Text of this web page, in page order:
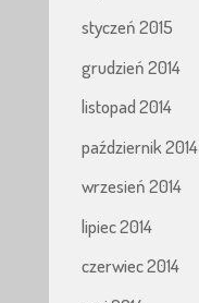
styczeń 2015
grudzień 2014
listopad 2014
październik 2014
wrzesień 2014
lipiec 2014
czerwiec 2014